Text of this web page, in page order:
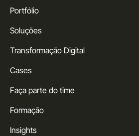
Portfólio
Soluções
Transformação Digital
Cases
Faça parte do time
Formação
Insights